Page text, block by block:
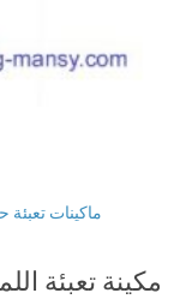
ماكينات
مكينة تعبئة